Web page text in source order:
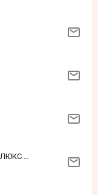
vika - ВЯЖУ НА ЗАКАЗ и Тekcтиль ЛЮКС для дoма